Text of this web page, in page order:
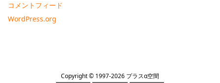
コメントフィード
WordPress.org
Copyright © 1997-2026 プラスα空間